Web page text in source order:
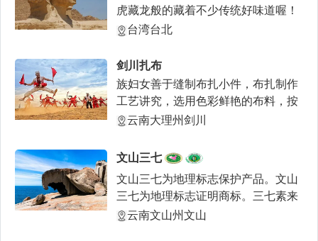
虎藏龙般的藏着不少传统好味道喔！
阿娟肉粽就是其中之一
台湾台北
剑川扎布
族妇女善于缝制布扎小件，布扎制作
工艺讲究，选用色彩鲜艳的布料，按
设计先缝成雏形，然后
云南大理州剑川
文山三七
文山三七为地理标志保护产品。文山
三七为地理标志证明商标。三七素来
就是云南省出产的传统
云南文山州文山